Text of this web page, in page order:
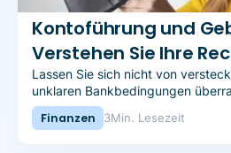
Kontoführung und
Verstehen Sie Ihre
Bankkunde
Lassen Sie sich nicht von
unklaren Bankbedingungen
mehr über Ihre Rechte als
neuesten Artikel, der
Finanzen 3Min. Lesezeit